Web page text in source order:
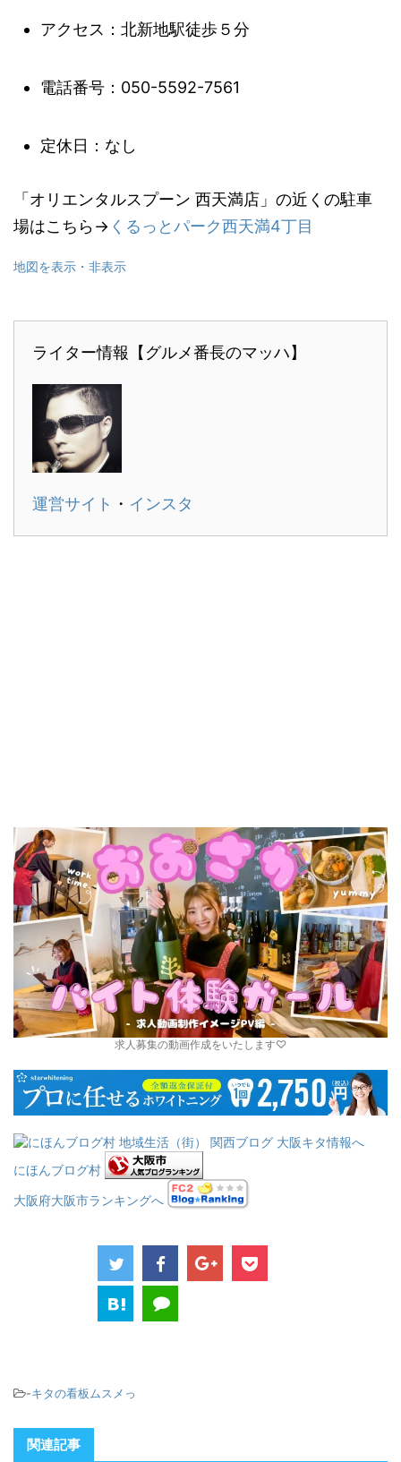
アクセス：北新地駅徒歩５分
電話番号：050-5592-7561
定休日：なし
「オリエンタルスプーン 西天満店」の近くの駐車
場はこちら→ くるっとパーク西天満4丁目
地図を表示・非表示
ライター情報【グルメ番長のマッハ】
運営サイト ・ インスタ
求人募集の動画作成をいたします♡
にほんブログ村
大阪府大阪市ランキングへ
-キタの看板ムスメっ
関連記事